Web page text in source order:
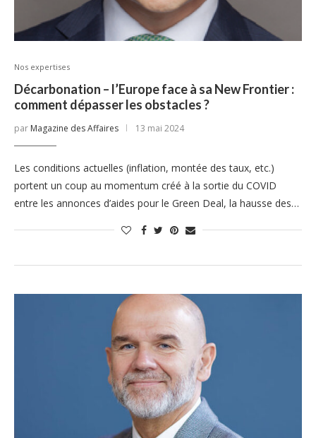
Nos expertises
Décarbonation – l’Europe face à sa New Frontier :
comment dépasser les obstacles ?
par Magazine des Affaires 13 mai 2024
Les conditions actuelles (inflation, montée des taux, etc.)
portent un coup au momentum créé à la sortie du COVID
entre les annonces d’aides pour le Green Deal, la hausse des…